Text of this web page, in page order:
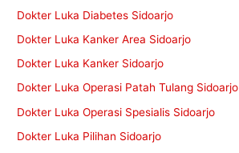
Dokter Luka Diabetes Sidoarjo
Dokter Luka Kanker Area Sidoarjo
Dokter Luka Kanker Sidoarjo
Dokter Luka Operasi Patah Tulang Sidoarjo
Dokter Luka Operasi Spesialis Sidoarjo
Dokter Luka Pilihan Sidoarjo